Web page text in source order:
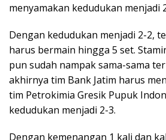
menyamakan kedudukan menjadi
Dengan kedudukan menjadi 2-2,
harus bermain hingga 5 set.
pun sudah nampak sama-sama
akhirnya tim Bank Jatim harus
tim Petrokimia Gresik Pupuk
kedudukan menjadi 2-3.
Dengan kemenangan 1 kali dan